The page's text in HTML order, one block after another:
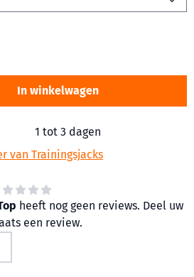
In winkelwagen
1 tot 3 dagen
van Trainingsjacks
heeft nog geen reviews. Deel uw
een review.